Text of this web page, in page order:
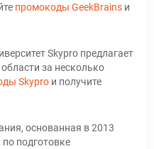
промокоды GeekBrains и
Skypro предлагает
за несколько
Skypro и получите
основанная в 2013
подготовке